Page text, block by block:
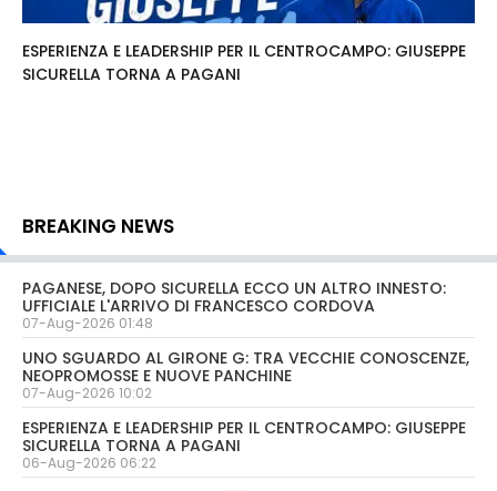
ESPERIENZA E LEADERSHIP PER IL CENTROCAMPO: GIUSEPPE
SICURELLA TORNA A PAGANI
BREAKING NEWS
PAGANESE, DOPO SICURELLA ECCO UN ALTRO INNESTO:
UFFICIALE L'ARRIVO DI FRANCESCO CORDOVA
07-Aug-2026 01:48
UNO SGUARDO AL GIRONE G: TRA VECCHIE CONOSCENZE,
NEOPROMOSSE E NUOVE PANCHINE
07-Aug-2026 10:02
ESPERIENZA E LEADERSHIP PER IL CENTROCAMPO: GIUSEPPE
SICURELLA TORNA A PAGANI
06-Aug-2026 06:22